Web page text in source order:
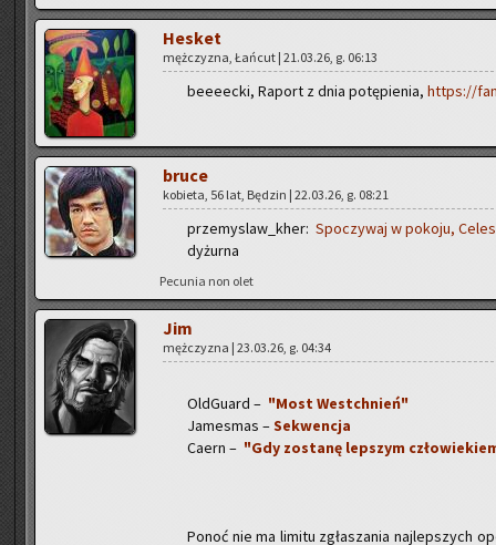
He­sket
męż­czy­zna, Łań­cut | 21.03.26, g. 06:13
be­eeec­ki, Ra­port z dnia po­tę­pie­nia, https://
bruce
ko­bie­ta, 56 lat, Bę­dzin | 22.03.26, g. 08:21
prze­my­slaw_kher: Spo­czy­waj w po­ko­ju,
dy­żur­na
Pe­cu­nia non olet
Jim
męż­czy­zna | 23.03.26, g. 04:34
Old­Gu­ard – "Most Wes­tchnień"
Ja­me­smas –Se­kwen­cja
Caern – "Gdy zo­sta­nę lep­szym
Ponoć nie ma li­mi­tu zgła­sza­nia naj­lep­szych